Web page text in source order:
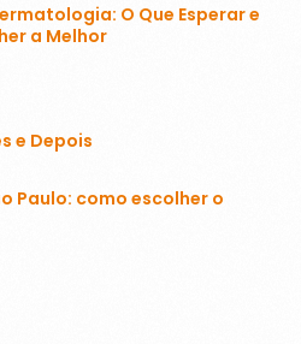
O Que Esperar e
a Melhor
e Depois
Paulo: como escolher o